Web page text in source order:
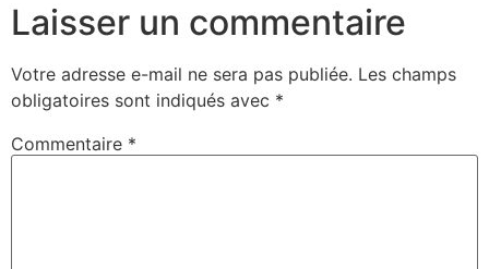
Laisser un commentaire
Votre adresse e-mail ne sera pas publiée. Les champs
obligatoires sont indiqués avec *
Commentaire *